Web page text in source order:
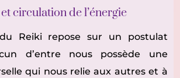
circulation de l’énergie
Reiki repose sur un postulat
d’entre nous possède une
qui nous relie aux autres et à